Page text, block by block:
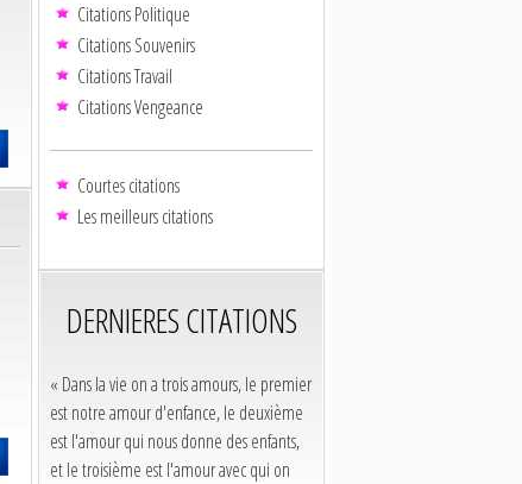
Citations Politique
Citations Souvenirs
Citations Travail
Citations Vengeance
Courtes citations
Les meilleurs citations
DERNIERES CITATIONS
« Dans la vie on a trois amours, le premier
est notre amour d'enfance, le deuxième
est l'amour qui nous donne des enfants,
et le troisième est l'amour avec qui on